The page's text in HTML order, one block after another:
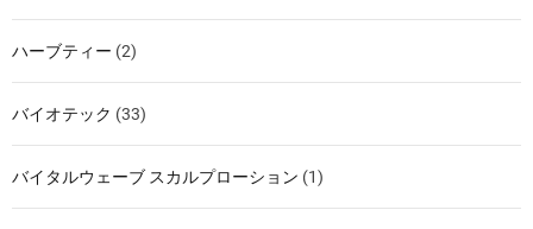
ハーブティー (2)
バイオテック (33)
バイタルウェーブ スカルプローション (1)